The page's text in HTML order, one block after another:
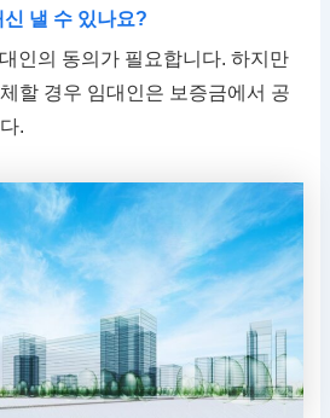
낼 수 있나요?
인의 동의가 필요합니다. 하지만
할 경우 임대인은 보증금에서 공
.